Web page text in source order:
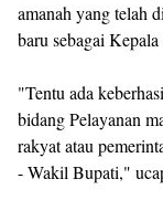
amanah yang telah
baru sebagai
"Tentu ada
bidang Pelayanan
rakyat atau
- Wakil Bupati,"